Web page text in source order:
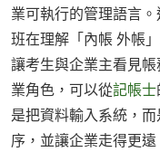
業可執行的管理語言
班在理解「內帳 外帳
讓考生與企業主看見
業角色，可以從記帳士
是把資料輸入系統，
序，並讓企業走得更遠